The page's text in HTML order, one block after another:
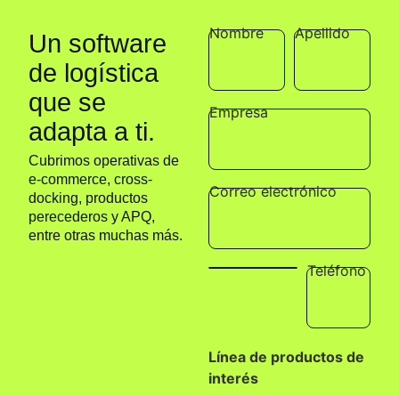
Un software
de logística
que se
adapta a ti.
Cubrimos operativas de
e-commerce, cross-
docking, productos
perecederos y APQ,
entre otras muchas más.
Nombre Apellido
Empresa
Correo electrónico
Teléfono
Línea de productos de
interés